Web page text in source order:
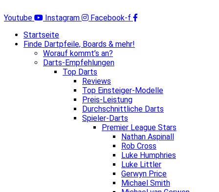
Inhalt
Youtube Instagram
Facebook-f
Startseite
Finde Dartpfeile, Boards & mehr!
Worauf kommt’s an?
Darts-Empfehlungen
Top Darts
Reviews
Top Einsteiger-Modelle
Preis-Leistung
Durchschnittliche Darts
Spieler-Darts
Premier League Stars
Nathan Aspinall
Rob Cross
Luke Humphries
Luke Littler
Gerwyn Price
Michael Smith